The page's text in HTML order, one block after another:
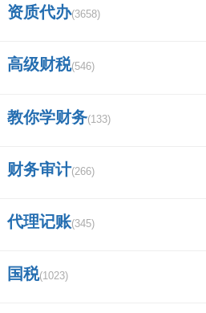
三、零申报财务报表怎么填
零申报资产负债表的编制：
1、直接填列，根据总账
2、余额填列，表中一部
额”根据明细账户余额按零
末余额”根据明细账户余额
资质代办(3658)
高级财税(546)
教你学财务(133)
财务审计(266)
代理记账(345)
国税(1023)